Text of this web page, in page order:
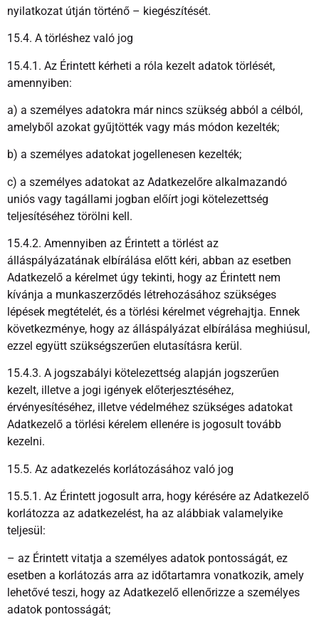
nyilatkozat útján történő – kiegészítését.
15.4. A törléshez való jog
15.4.1. Az Érintett kérheti a róla kezelt adatok törlését,
amennyiben:
a) a személyes adatokra már nincs szükség abból a célból,
amelyből azokat gyűjtötték vagy más módon kezelték;
b) a személyes adatokat jogellenesen kezelték;
c) a személyes adatokat az Adatkezelőre alkalmazandó
uniós vagy tagállami jogban előírt jogi kötelezettség
teljesítéséhez törölni kell.
15.4.2. Amennyiben az Érintett a törlést az
álláspályázatának elbírálása előtt kéri, abban az esetben
Adatkezelő a kérelmet úgy tekinti, hogy az Érintett nem
kívánja a munkaszerződés létrehozásához szükséges
lépések megtételét, és a törlési kérelmet végrehajtja. Ennek
következménye, hogy az álláspályázat elbírálása meghiúsul,
ezzel együtt szükségszerűen elutasításra kerül.
15.4.3. A jogszabályi kötelezettség alapján jogszerűen
kezelt, illetve a jogi igények előterjesztéséhez,
érvényesítéséhez, illetve védelméhez szükséges adatokat
Adatkezelő a törlési kérelem ellenére is jogosult tovább
kezelni.
15.5. Az adatkezelés korlátozásához való jog
15.5.1. Az Érintett jogosult arra, hogy kérésére az Adatkezelő
korlátozza az adatkezelést, ha az alábbiak valamelyike
teljesül:
– az Érintett vitatja a személyes adatok pontosságát, ez
esetben a korlátozás arra az időtartamra vonatkozik, amely
lehetővé teszi, hogy az Adatkezelő ellenőrizze a személyes
adatok pontosságát;